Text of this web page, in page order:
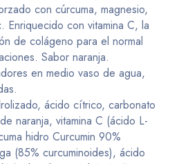
con cúrcuma, magnesio,
Enriquecido con vitamina C, la
de colágeno para el normal
Sabor naranja.
en medio vaso de agua,
ácido cítrico, carbonato
naranja, vitamina C (ácido L-
hidro Curcumin 90%
(85% curcuminoides), ácido